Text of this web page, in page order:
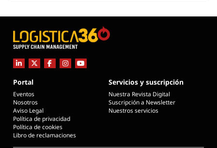
Portal
Eventos
Nosotros
Aviso Legal
Política de privacidad
Política de cookies
Libro de reclamaciones
Servicios y suscripción
Nuestra Revista Digital
Suscripción a Newsletter
Nuestros servicios